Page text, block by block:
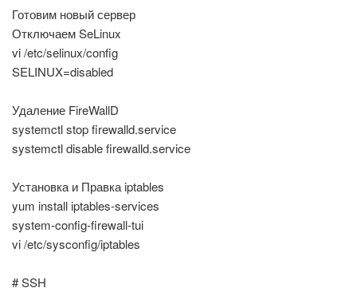
Готовим новый сервер
Отключаем SeLinux
vi /etc/selinux/config
SELINUX=disabled
Удаление FireWallD
systemctl stop firewalld.service
systemctl disable firewalld.service
Установка и Правка iptables
yum install iptables-services
system-config-firewall-tui
vi /etc/sysconfig/iptables
# SSH